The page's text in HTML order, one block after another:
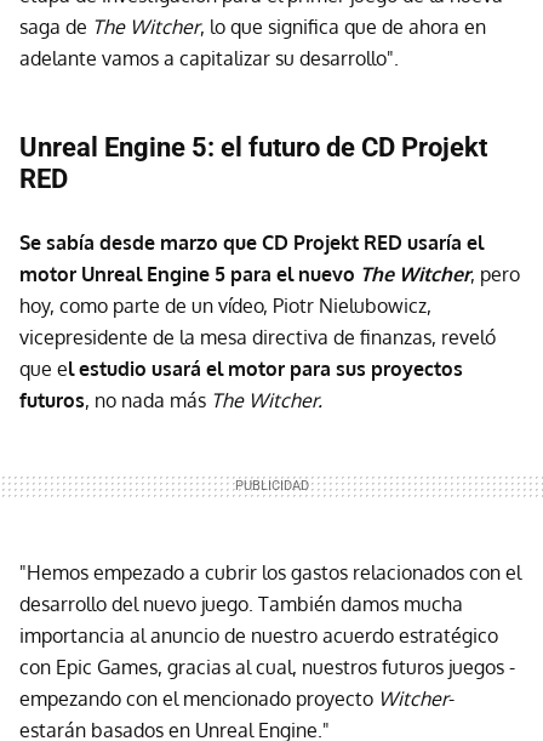
saga de The Witcher, lo que significa que de ahora en
adelante vamos a capitalizar su desarrollo".
Unreal Engine 5: el futuro de CD Projekt
RED
Se sabía desde marzo que CD Projekt RED usaría el
motor Unreal Engine 5 para el nuevo The Witcher, pero
hoy, como parte de un vídeo, Piotr Nielubowicz,
vicepresidente de la mesa directiva de finanzas, reveló
que el estudio usará el motor para sus proyectos
futuros, no nada más The Witcher.
"Hemos empezado a cubrir los gastos relacionados con el
desarrollo del nuevo juego. También damos mucha
importancia al anuncio de nuestro acuerdo estratégico
con Epic Games, gracias al cual, nuestros futuros juegos -
empezando con el mencionado proyecto Witcher-
estarán basados en Unreal Engine."